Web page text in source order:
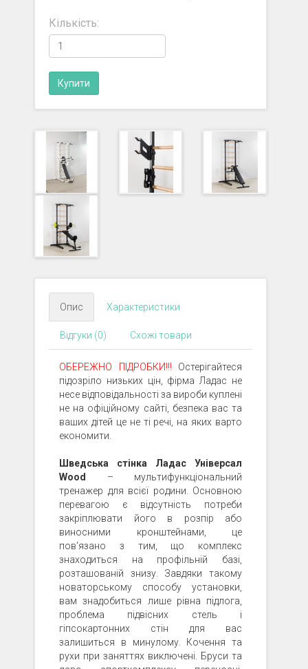
Кількість:
Опис Характеристики
Відгуки (0) Схожі товари
ОБЕРЕЖНО ПІДРОБКИ!!! Остерігайтеся
підозріло низьких цін, фірма Ладас не
несе відповідальності за вироби куплені
не на офіційному сайті, безпека вас та
ваших дітей це не ті речі, на яких варто
економити.
Шведська стінка Ладас Універсал
Wood
– мультифункціональний
тренажер для всієї родини. Основною
перевагою є відсутність потреби
закріплювати його в розпір або
виносними кронштейнами, це
пов'язано з тим, що комплекс
знаходиться на профільній базі,
розташованій знизу. Завдяки такому
новаторському способу установки,
вам знадобиться лише рівна підлога,
проблема підвісних стель і
гіпсокартонних стін для вас
залишиться в минулому. Кочення та
рухи при заняттях виключені. Бруси та